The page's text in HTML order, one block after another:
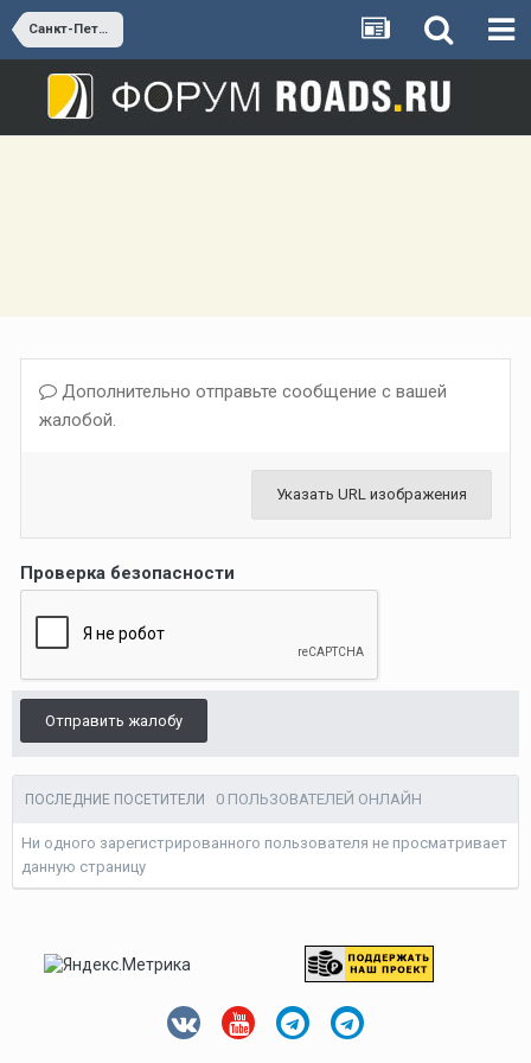
Санкт-Петербург (Предложения)
Дополнительно отправьте сообщение с вашей
жалобой.
Указать URL изображения
Проверка безопасности
Отправить жалобу
ПОСЛЕДНИЕ ПОСЕТИТЕЛИ 0 ПОЛЬЗОВАТЕЛЕЙ ОНЛАЙН
Ни одного зарегистрированного пользователя не просматривает
данную страницу